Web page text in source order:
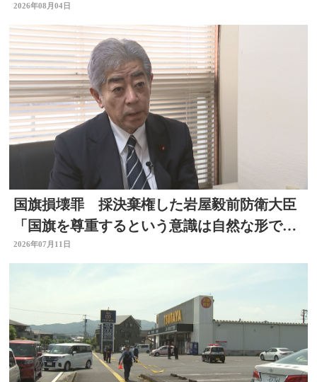
る 大分
2026年08月04日
国旗損壊罪 採決棄権した岩屋毅前防衛大臣
「国旗を尊重するという意識は自然な形で育
まれるべきもの」大分
2026年07月11日